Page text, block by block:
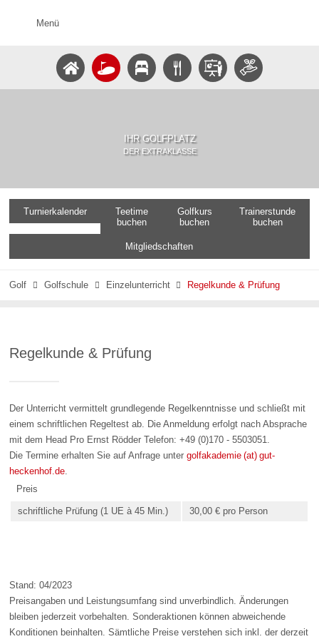
Menü
IHR GOLFPLATZ
DER EXTRAKLASSE
Turnierkalender
Teetime
buchen
Golfkurs
buchen
Trainerstunde
buchen
Mitgliedschaften
Golf  Golfschule  Einzelunterricht  Regelkunde & Prüfung
Regelkunde & Prüfung
Der Unterricht vermittelt grundlegende Regelkenntnisse und schließt mit
einem schriftlichen Regeltest ab. Die Anmeldung erfolgt nach Absprache
mit dem Head Pro Ernst Rödder Telefon: +49 (0)170 - 5503051.
Die Termine erhalten Sie auf Anfrage untergolfakademie (at) gut-
heckenhof.de
Preis
schriftliche Prüfung (1 UE à 45 Min.) 30,00 € pro Person
Stand: 04/2023
Preisangaben und Leistungsumfang sind unverbindlich. Änderungen
bleiben jederzeit vorbehalten. Sonderaktionen können abweichende
Konditionen beinhalten. Sämtliche Preise verstehen sich inkl. der derzeit